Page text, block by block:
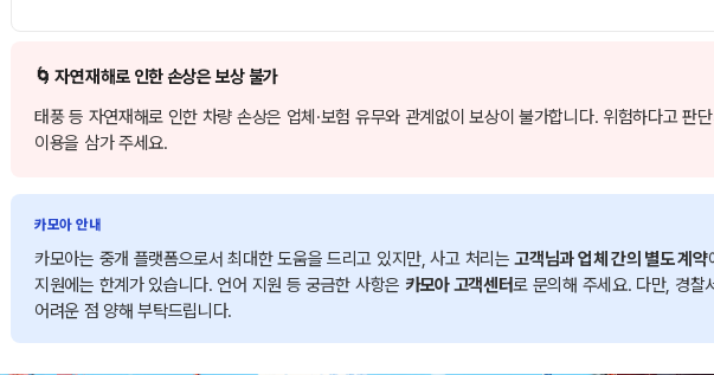
🌀 자연재해로 인한 손상은 보상 불가
태풍 등 자연재해로 인한 차량 손상은 업체·보험 유무와 관계없이 보상이 불가합니다. 위험하다고 판
이용을 삼가 주세요.
카모아 안내
카모아는 중개 플랫폼으로서 최대한 도움을 드리고 있지만, 사고 처리는고객님과 업체 간의 별도 계약
지원에는 한계가 있습니다. 언어 지원 등 궁금한 사항은 카모아 고객센터로 문의해 주세요. 다만, 경찰
어려운 점 양해 부탁드립니다.